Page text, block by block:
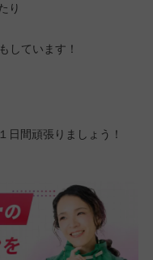
り
しています！
日間頑張りましょう！